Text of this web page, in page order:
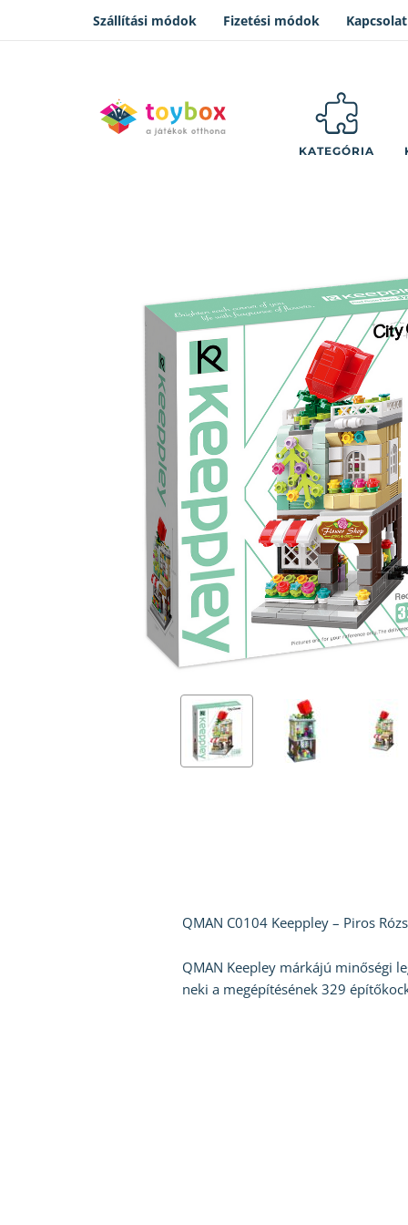
Szállítási módok Fizetési módok Kapcsolat
KATEGÓRIA
QMAN C0104 Keeppley – Piros
QMAN Keepley márkájú minőségi
neki a megépítésének 329